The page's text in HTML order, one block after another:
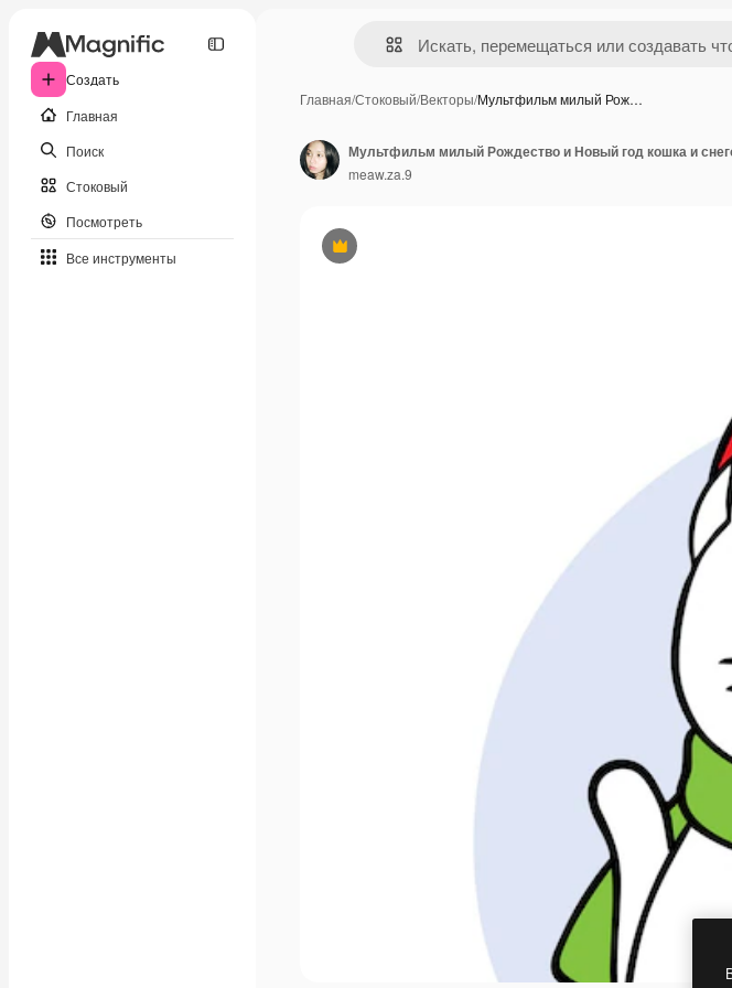
Создать
Главная
Поиск
Стоковый
Посмотреть
Все инструменты
Главная/Стоковый/Векторы/Мультфильм милый Рож…
Премиум
Мультфильм милый Рождество и Новый год кошка и
meaw.za.9